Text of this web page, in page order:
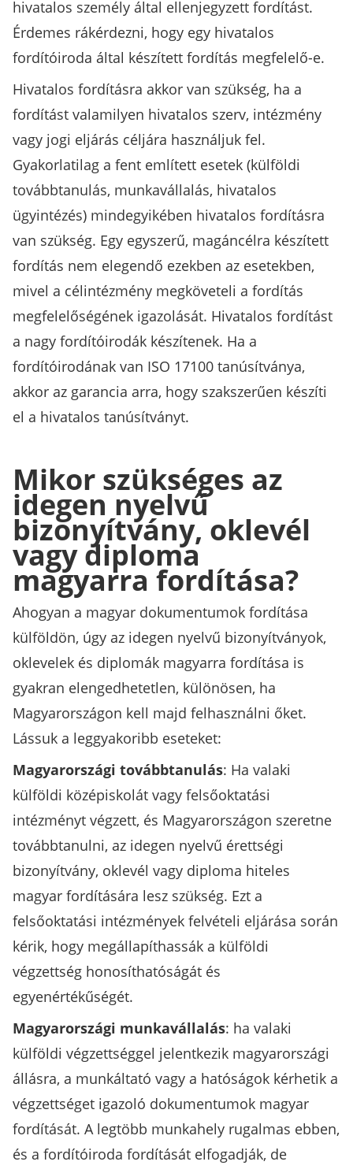
hivatalos személy által ellenjegyzett fordítást.
Érdemes rákérdezni, hogy egy hivatalos
fordítóiroda által készített fordítás megfelelő-e.
Hivatalos fordításra akkor van szükség, ha a
fordítást valamilyen hivatalos szerv, intézmény
vagy jogi eljárás céljára használjuk fel.
Gyakorlatilag a fent említett esetek (külföldi
továbbtanulás, munkavállalás, hivatalos
ügyintézés) mindegyikében hivatalos fordításra
van szükség. Egy egyszerű, magáncélra készített
fordítás nem elegendő ezekben az esetekben,
mivel a célintézmény megköveteli a fordítás
megfelelőségének igazolását. Hivatalos fordítást
a nagy fordítóirodák készítenek. Ha a
fordítóirodának van ISO 17100 tanúsítványa,
akkor az garancia arra, hogy szakszerűen készíti
el a hivatalos tanúsítványt.
Mikor szükséges az
idegen nyelvű
bizonyítvány, oklevél
vagy diploma
magyarra fordítása?
Ahogyan a magyar dokumentumok fordítása
külföldön, úgy az idegen nyelvű bizonyítványok,
oklevelek és diplomák magyarra fordítása is
gyakran elengedhetetlen, különösen, ha
Magyarországon kell majd felhasználni őket.
Lássuk a leggyakoribb eseteket:
Magyarországi továbbtanulás: Ha valaki
külföldi középiskolát vagy felsőoktatási
intézményt végzett, és Magyarországon szeretne
továbbtanulni, az idegen nyelvű érettségi
bizonyítvány, oklevél vagy diploma hiteles
magyar fordítására lesz szükség. Ezt a
felsőoktatási intézmények felvételi eljárása során
kérik, hogy megállapíthassák a külföldi
végzettség honosíthatóságát és
egyenértékűségét.
Magyarországi munkavállalás: ha valaki
külföldi végzettséggel jelentkezik magyarországi
állásra, a munkáltató vagy a hatóságok kérhetik a
végzettséget igazoló dokumentumok magyar
fordítását. A legtöbb munkahely rugalmas ebben,
és a fordítóiroda fordítását elfogadják, de